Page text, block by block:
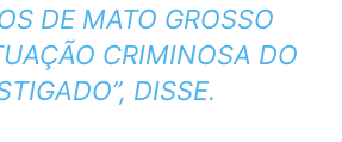
DE MATO GROSSO
CRIMINOSA DO
DISSE.